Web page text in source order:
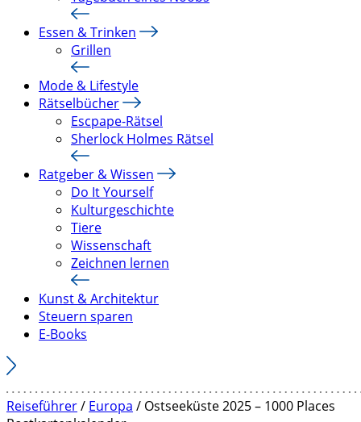
Essen & Trinken
Grillen
Mode & Lifestyle
Rätselbücher
Escpape-Rätsel
Sherlock Holmes Rätsel
Ratgeber & Wissen
Do It Yourself
Kulturgeschichte
Tiere
Wissenschaft
Zeichnen lernen
Kunst & Architektur
Steuern sparen
E-Books
Reiseführer/ Europa / Ostseeküste 2025 – 1000 Places